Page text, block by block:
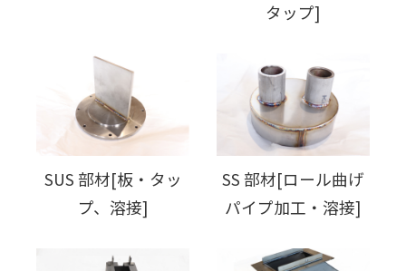
タップ]
SUS 部材[板・タッ
プ、溶接]
SS 部材[ロール曲げ
パイプ加工・溶接]